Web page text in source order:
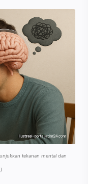
tekanan mental dan